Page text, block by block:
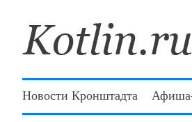
Новости Кронштадта